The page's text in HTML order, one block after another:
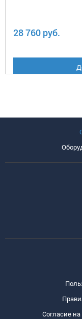
28 760 руб.
Согласие